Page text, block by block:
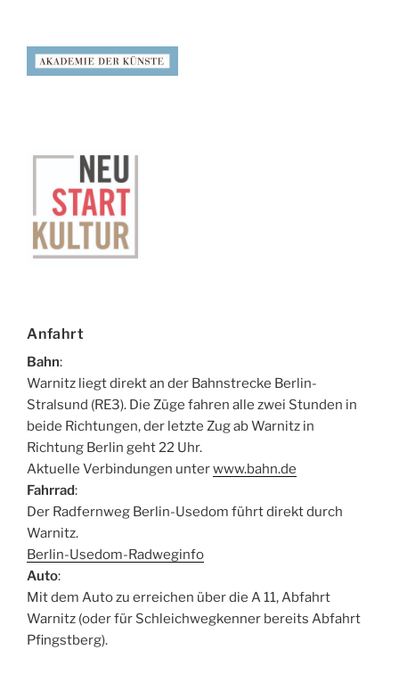
Anfahrt
Bahn:
Warnitz liegt direkt an der Bahnstrecke Berlin-
Stralsund (RE3). Die Züge fahren alle zwei Stunden in
beide Richtungen, der letzte Zug ab Warnitz in
Richtung Berlin geht 22 Uhr.
Aktuelle Verbindungen unterwww.bahn.de
Fahrrad:
Der Radfernweg Berlin-Usedom führt direkt durch
Warnitz.
Berlin-Usedom-Radweginfo
Auto:
Mit dem Auto zu erreichen über die A 11, Abfahrt
Warnitz (oder für Schleichwegkenner bereits Abfahrt
Pfingstberg).